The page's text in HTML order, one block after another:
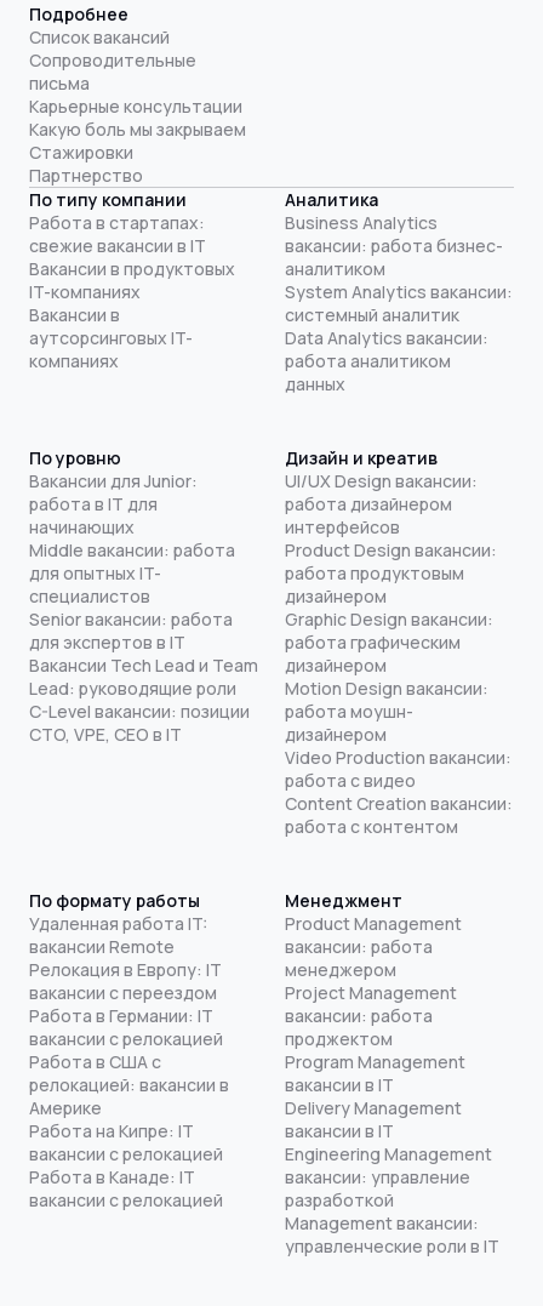
Подробнее
Список вакансий
Сопроводительные
письма
Карьерные консультации
Какую боль мы закрываем
Стажировки
Партнерство
По типу компании
Работа в стартапах:
свежие вакансии в IT
Вакансии в продуктовых
IT-компаниях
Вакансии в
аутсорсинговых IT-
компаниях
Аналитика
Business Analytics
вакансии: работа бизнес-
аналитиком
System Analytics вакансии:
системный аналитик
Data Analytics вакансии:
работа аналитиком
данных
По уровню
Вакансии для Junior:
работа в IT для
начинающих
Middle вакансии: работа
для опытных IT-
специалистов
Senior вакансии: работа
для экспертов в IT
Вакансии Tech Lead и Team
Lead: руководящие роли
C-Level вакансии: позиции
CTO, VPE, CEO в IT
Дизайн и креатив
UI/UX Design вакансии:
работа дизайнером
интерфейсов
Product Design вакансии:
работа продуктовым
дизайнером
Graphic Design вакансии:
работа графическим
дизайнером
Motion Design вакансии:
работа моушн-
дизайнером
Video Production вакансии:
работа с видео
Content Creation вакансии:
работа с контентом
По формату работы
Удаленная работа IT:
вакансии Remote
Релокация в Европу: IT
вакансии с переездом
Работа в Германии: IT
вакансии с релокацией
Работа в США с
релокацией: вакансии в
Америке
Работа на Кипре: IT
вакансии с релокацией
Работа в Канаде: IT
вакансии с релокацией
Менеджмент
Product Management
вакансии: работа
менеджером
Project Management
вакансии: работа
проджектом
Program Management
вакансии в IT
Delivery Management
вакансии в IT
Engineering Management
вакансии: управление
разработкой
Management вакансии:
управленческие роли в IT